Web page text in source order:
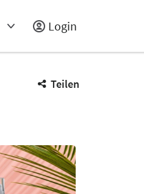
Login
Teilen